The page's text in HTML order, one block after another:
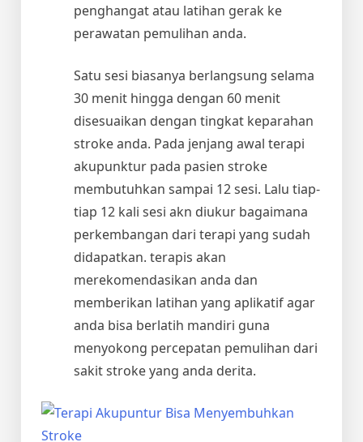
penghangat atau latihan gerak ke
perawatan pemulihan anda.
Satu sesi biasanya berlangsung selama
30 menit hingga dengan 60 menit
disesuaikan dengan tingkat keparahan
stroke anda. Pada jenjang awal terapi
akupunktur pada pasien stroke
membutuhkan sampai 12 sesi. Lalu tiap-
tiap 12 kali sesi akn diukur bagaimana
perkembangan dari terapi yang sudah
didapatkan. terapis akan
merekomendasikan anda dan
memberikan latihan yang aplikatif agar
anda bisa berlatih mandiri guna
menyokong percepatan pemulihan dari
sakit stroke yang anda derita.